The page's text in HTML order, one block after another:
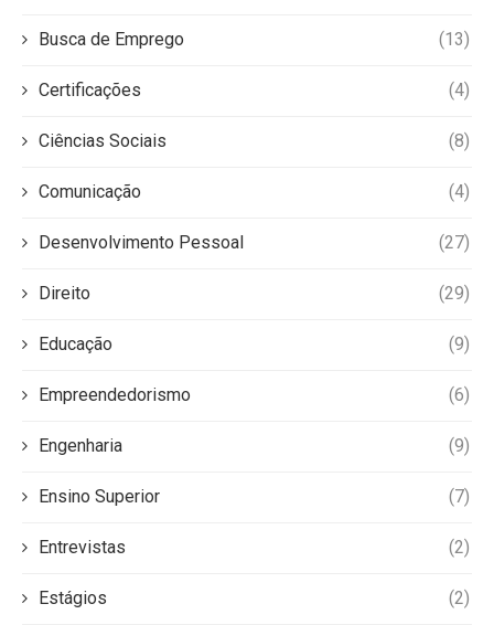
Busca de Emprego (13)
Certificações (4)
Ciências Sociais (8)
Comunicação (4)
Desenvolvimento Pessoal (27)
Direito (29)
Educação (9)
Empreendedorismo (6)
Engenharia (9)
Ensino Superior (7)
Entrevistas (2)
Estágios (2)